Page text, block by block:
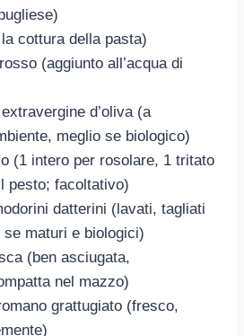
cottura della pasta)
(aggiunto all’acqua di
d’oliva (a
meglio se biologico)
(1 intero per rosolare, 1 tritato
pesto; facoltativo)
datterini (lavati, tagliati
maturi e biologici)
(ben asciugata,
nel mazzo)
grattugiato (fresco,